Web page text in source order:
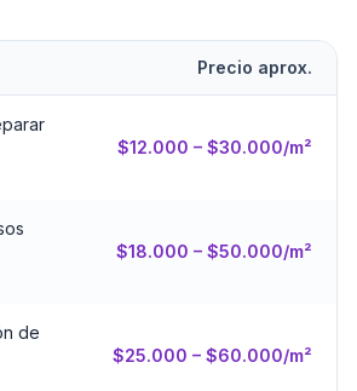
Precio aprox.
$12.000 – $30.000/m²
$18.000 – $50.000/m²
de
$25.000 – $60.000/m²